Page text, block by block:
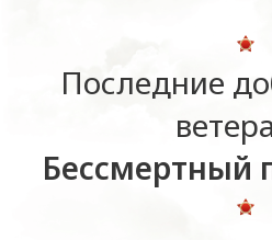
Последние
Бессмертный